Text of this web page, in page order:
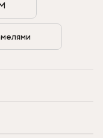
с ПМ
ламелями